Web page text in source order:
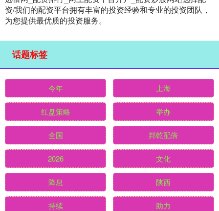
资/我们的配资平台拥有丰富的投资经验和专业的投资团队，
为您提供最优质的投资服务。
话题标签
今年 上海
红盘策略 举办
全国 邦乾配倍
2026 文化
降息 陕西
持续 助力